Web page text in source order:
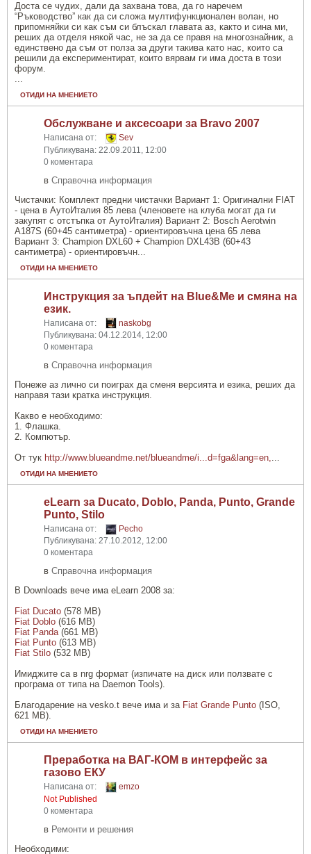
Доста се чудих, дали да захвана това, да го наречем
“Ръководство” как да си сложа мултифункционален волан, но
припомняйки си как съм си блъскал главата аз, както и сина ми,
реших да отделя някой час, не за да се правя на многознайник, а
единствено да съм от полза за други такива като нас, които са
решили да експериментират, които вярвам ги има доста в този
форум.
...
ОТИДИ НА МНЕНИЕТО
Обслужване и аксесоари за Bravo 2007
Написана от:
Sev
Публикувана: 22.09.2011, 12:00
0 коментара
в Справочна информация
Чистачки: Комплект предни чистачки Вариант 1: Оригинални FIAT
- цена в АутоИталия 85 лева (членовете на клуба могат да ги
закупят с отстъпка от АутоИталия) Вариант 2: Bosch Aerotwin
A187S (60+45 сантиметра) - ориентировъчна цена 65 лева
Вариант 3: Champion DXL60 + Champion DXL43B (60+43
сантиметра) - ориентировъчн...
ОТИДИ НА МНЕНИЕТО
Инструкция за ъпдейт на Blue&Me и смяна на
език.
Написана от:
naskobg
Публикувана: 04.12.2014, 12:00
0 коментара
в Справочна информация
Понеже аз лично си поиграх да сменя версията и езика, реших да
направя тази кратка инструкция.
Какво е необходимо:
1. Флашка.
2. Компютър.
От тук http://www.blueandme.net/blueandme/i...d=fga&lang=en,
ОТИДИ НА МНЕНИЕТО
eLearn за Ducato, Doblo, Panda, Punto, Grande
Punto, Stilo
Написана от:
Pecho
Публикувана: 27.10.2012, 12:00
0 коментара
в Справочна информация
В Downloads вече има eLearn 2008 за:
Fiat Ducato (578 MB)
Fiat Doblo (616 MB)
Fiat Panda(661 MB)
Fiat Punto (613 MB)
Fiat Stilo (532 MB)
Имиджите са в nrg формат (изпичате на диск или ползвате с
програма от типа на Daemon Tools).
Благодарение на vesko.t вече има и за Fiat Grande Punto (ISO,
621 MB).
ОТИДИ НА МНЕНИЕТО
Преработка на ВАГ-КОМ в интерфейс за
газово ЕКУ
Написана от:
emzo
Not Published
0 коментара
в Ремонти и решения
Необходими: